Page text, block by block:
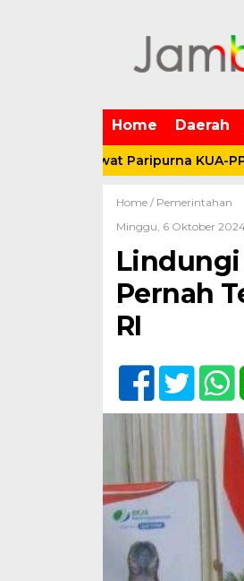
Home Daerah
Lewat Paripurna KUA-PPAS
Home / Pemerintahan
Minggu, 6 Oktober
Lindungi
Pernah
RI